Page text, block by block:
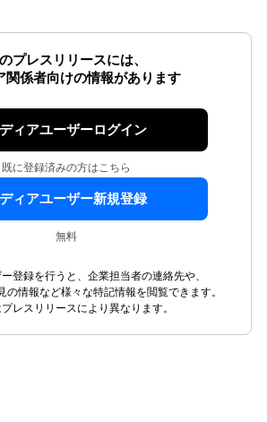
プレスリリースには、
関係者向けの情報があります
ィアユーザーログイン
既に登録済みの方はこちら
ィアユーザー新規登録
無料
登録を行うと、企業担当者の連絡先や、
の情報など様々な特記情報を閲覧できます。
レスリリースにより異なります。